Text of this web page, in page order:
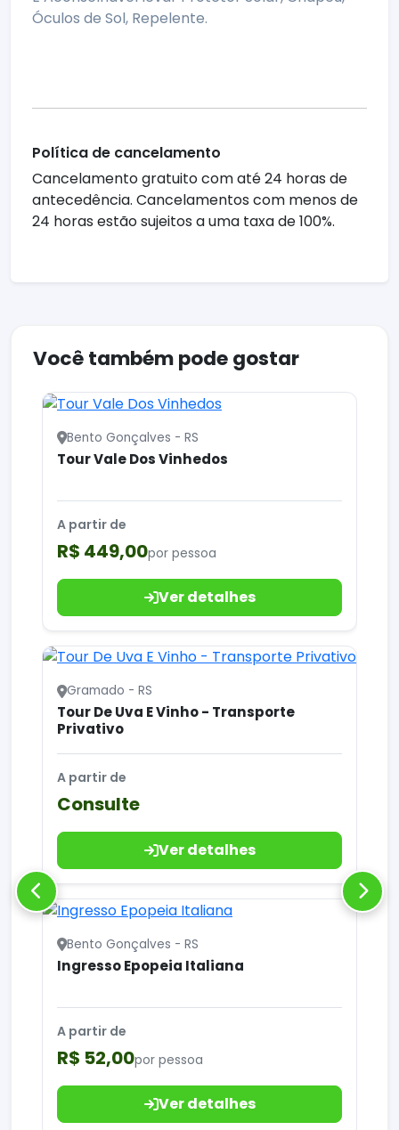
Óculos de Sol, Repelente.
Política de cancelamento
Cancelamento gratuito com até 24 horas de
antecedência. Cancelamentos com menos de
24 horas estão sujeitos a uma taxa de 100%.
Você também pode gostar
Bento Gonçalves - RS
Tour Vale Dos Vinhedos
A partir de
R$ 449,00por pessoa
Ver detalhes
Gramado - RS
Tour De Uva E Vinho - Transporte
Privativo
A partir de
Consulte
Ver detalhes
Bento Gonçalves - RS
Ingresso Epopeia Italiana
A partir de
R$ 52,00por pessoa
Ver detalhes